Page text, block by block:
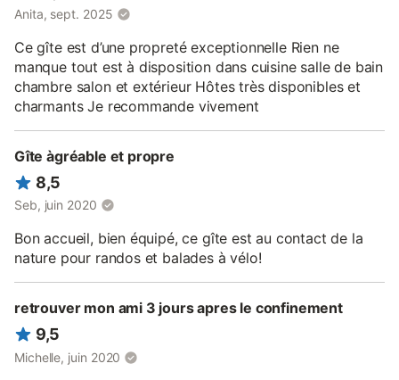
et souhait de la 2ème chambre) : 10 €/nuitée - Taxe de séjour
Anita, sept. 2025
Ce gîte est d’une propreté exceptionnelle Rien ne
manque tout est à disposition dans cuisine salle de bain
chambre salon et extérieur Hôtes très disponibles et
charmants Je recommande vivement
Gîte àgréable et propre
8,5
Seb, juin 2020
Bon accueil, bien équipé, ce gîte est au contact de la
nature pour randos et balades à vélo!
retrouver mon ami 3 jours apres le confinement
9,5
Michelle, juin 2020